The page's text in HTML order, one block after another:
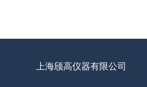
上海颀高仪器有限公司